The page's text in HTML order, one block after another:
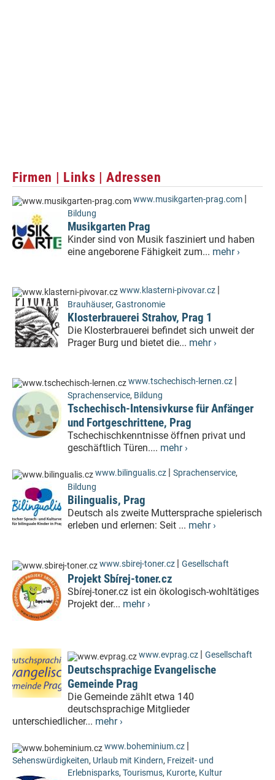
Firmen | Links | Adressen
www.musikgarten-prag.com |
Bildung
Musikgarten Prag
Kinder sind von Musik fasziniert und haben
eine angeborene Fähigkeit zum... mehr ›
www.klasterni-pivovar.cz |
Brauhäuser, Gastronomie
Klosterbrauerei Strahov, Prag 1
Die Klosterbrauerei befindet sich unweit der
Prager Burg und bietet die... mehr ›
www.tschechisch-lernen.cz |
Sprachenservice, Bildung
Tschechisch-Intensivkurse für Anfänger
und Fortgeschrittene, Prag
Tschechischkenntnisse öffnen privat und
geschäftlich Türen.... mehr ›
www.bilingualis.cz | Sprachenservice,
Bildung
Bilingualis, Prag
Deutsch als zweite Muttersprache spielerisch
erleben und erlernen: Seit ... mehr ›
www.sbirej-toner.cz | Gesellschaft
Projekt Sbírej-toner.cz
Sbírej-toner.cz ist ein ökologisch-wohltätiges
Projekt der... mehr ›
www.evprag.cz | Gesellschaft
Deutschsprachige Evangelische
Gemeinde Prag
Die Gemeinde zählt etwa 140
deutschsprachige Mitglieder
unterschiedlicher... mehr ›
www.boheminium.cz |
Sehenswürdigkeiten, Urlaub mit Kindern, Freizeit- und
Erlebnisparks, Tourismus, Kurorte, Kultur